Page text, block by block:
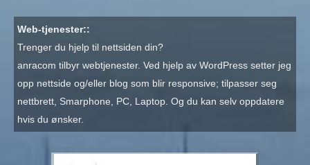
Web-tjenester::
Trenger du hjelp til nettsiden din?
anracom tilbyr webtjenester. Ved hjelp av WordPress setter jeg
opp nettside og/eller blog som blir responsive; tilpasser seg
nettbrett, Smarphone, PC, Laptop. Og du kan selv oppdatere
hvis du ønsker.